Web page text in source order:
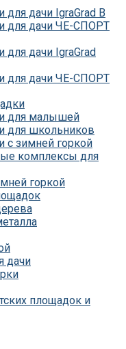
дачи IgraGrad B
для дачи ЧЕ-СПОРТ
для дачи IgraGrad
для дачи ЧЕ-СПОРТ
дачи IgraGrad С
для дачи ЧЕ-СПОРТ
дачи Савушка
площадки
дачи IgraGrad W
для дачи Выше всех
дачи Romana
IgraGrad X
для дачи ЛЕГЕНДА
4 Сезона
Савушка Мастер
Савушка Мастер
Савушка Мастер 4
для малышей
для школьников
с зимней горкой
комплексы для
горкой
дачи
площадок и